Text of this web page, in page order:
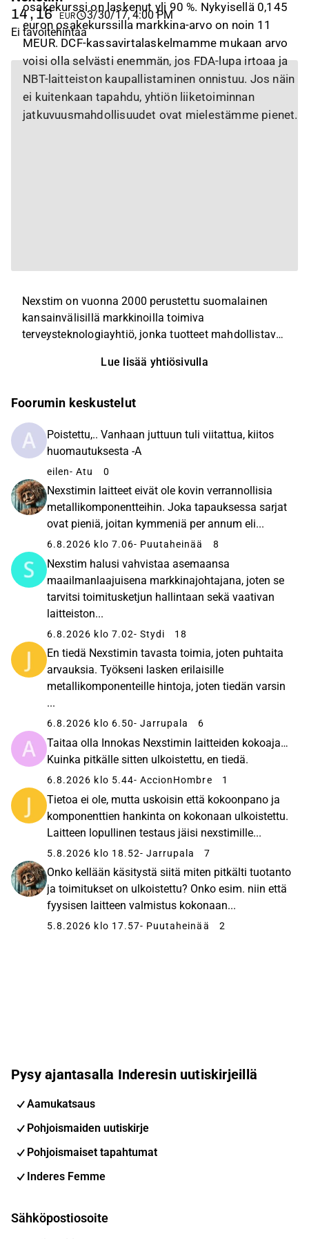
osakekurssi on laskenut yli 90 %. Nykyisellä 0,145
euron osakekurssilla markkina-arvo on noin 11
MEUR. DCF-kassavirtalaskelmamme mukaan arvo
voisi olla selvästi enemmän, jos FDA-lupa irtoaa ja
NBT-laitteiston kaupallistaminen onnistuu. Jos näin
ei kuitenkaan tapahdu, yhtiön liiketoiminnan
jatkuvuusmahdollisuudet ovat mielestämme pienet.
14,16 EUR
3/30/17, 4:00 PM
Ei tavoitehintaa
Nexstim on vuonna 2000 perustettu suomalainen
kansainvälisillä markkinoilla toimiva
terveysteknologiayhtiö, jonka tuotteet mahdollistavat
halutun aivoalueen tarkan stimuloinnin sähkökentän
diagnostiikka- (Navigated Brain Stimulation NBS) ja
liiketoimintoihin. Yhtiö on hiljattain alkanut tarjota
asiakkailleen myös yhdistelmälaitteistoja, jotka
sisältävät sekä NBS- että NBT-toiminnallisuudet.
Nexstimillä on asiakkaita useassa kymmenessä
maassa.
Lue lisää yhtiösivulla
Foorumin keskustelut
Poistettu,.. Vanhaan juttuun tuli viitattua, kiitos
huomautuksesta -A
eilen- Atu 0
Nexstimin laitteet eivät ole kovin verrannollisia
metallikomponentteihin. Joka tapauksessa sarjat
ovat pieniä, joitan kymmeniä per annum eli...
6.8.2026 klo 7.06- Puutaheinää 8
Nexstim halusi vahvistaa asemaansa
maailmanlaajuisena markkinajohtajana, joten se
tarvitsi toimitusketjun hallintaan sekä vaativan
laitteiston...
6.8.2026 klo 7.02- Stydi 18
En tiedä Nexstimin tavasta toimia, joten puhtaita
arvauksia. Työkseni lasken erilaisille
metallikomponenteille hintoja, joten tiedän varsin
...
6.8.2026 klo 6.50- Jarrupala 6
Taitaa olla Innokas Nexstimin laitteiden kokoaja…
Kuinka pitkälle sitten ulkoistettu, en tiedä.
6.8.2026 klo 5.44- AccionHombre 1
Tietoa ei ole, mutta uskoisin että kokoonpano ja
komponenttien hankinta on kokonaan ulkoistettu.
Laitteen lopullinen testaus jäisi nexstimille...
5.8.2026 klo 18.52- Jarrupala 7
Onko kellään käsitystä siitä miten pitkälti tuotanto
ja toimitukset on ulkoistettu? Onko esim. niin että
fyysisen laitteen valmistus kokonaan...
5.8.2026 klo 17.57- Puutaheinää 2
Pysy ajantasalla Inderesin uutiskirjeillä
Aamukatsaus
Pohjoismaiden uutiskirje
Pohjoismaiset tapahtumat
Inderes Femme
Sähköpostiosoite